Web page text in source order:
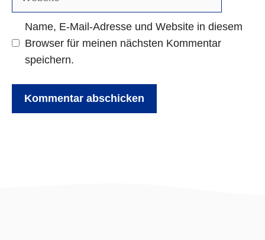
Name, E-Mail-Adresse und Website in diesem
Browser für meinen nächsten Kommentar
speichern.